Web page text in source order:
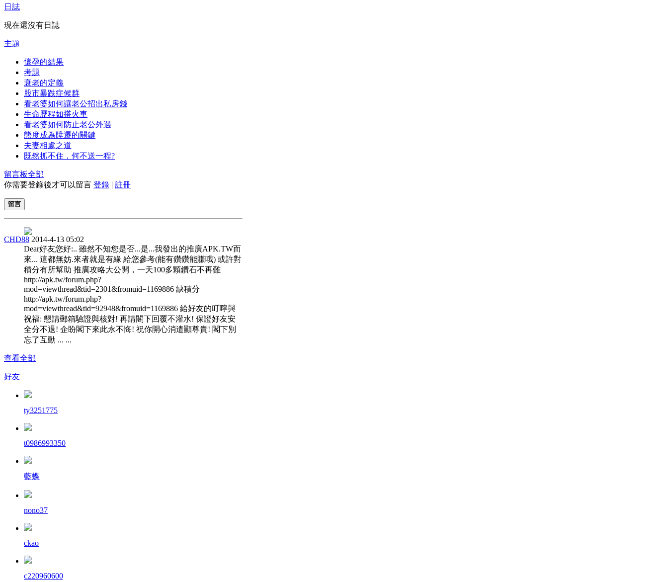
日誌
現在還沒有日誌
主題
懷孕的結果
考題
衰老的定義
股市暴跌症候群
看老婆如何讓老公招出私房錢
生命歷程如搭火車
看老婆如何防止老公外遇
態度成為陞遷的關鍵
夫妻相處之道
既然抓不住，何不送一程?
留言板全部
你需要登錄後才可以留言 登錄 | 註冊
留言
CHD88 2014-4-13 05:02
Dear好友您好:.. 雖然不知您是否...是...我發出的推廣APK.TW而
來... 這都無妨.來者就是有緣 給您參考(能有鑽鑽能賺哦) 或許對
積分有所幫助 推廣攻略大公開，一天100多顆鑽石不再難
http://apk.tw/forum.php?
mod=viewthread&tid=2301&fromuid=1169886 缺積分
http://apk.tw/forum.php?
mod=viewthread&tid=92948&fromuid=1169886 給好友的叮嚀與
祝福: 懇請郵箱驗證與核對! 再請閣下回覆不灌水! 保證好友安
全分不退! 企盼閣下來此永不悔! 祝你開心消遣顯尊貴! 閣下別
忘了互動 ... ...
查看全部
好友
ty3251775
t0986993350
藍蝶
nono37
ckao
c220960600